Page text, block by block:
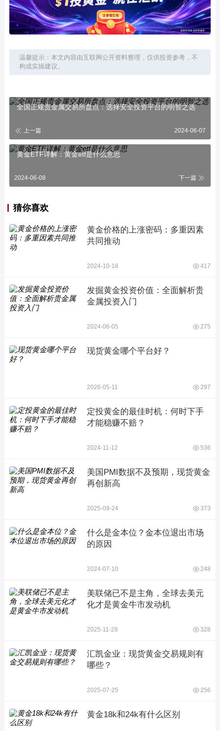
温馨提示：本文内容由互联网公开资料整理，仅供投资参考，不
构成实操建议。
全国正规贵金属交易所盘点：选择安全投资平台的明智之选
上一篇 2024-06-07
黄金ETF详解：黄金etf是什么意思
2024-06-08 下一篇
猜你喜欢
黄金价格的上涨密码：多重因素
共同推动
2024-10-18 417
发掘黄金投资价值：全面解析贵
金属投资入门
2024-06-05 275
现货黄金哪个平台好？
2026-05-11 297
定投黄金的最佳时机：何时下手
才能稳赚不赔？
2024-11-12 536
美国PMI数据不及预期，现货黄金
再创新高
2025-09-24 373
什么是金本位？金本位退出市场
的原因
2024-07-10 248
美联储已不是主角，全球去美元
化才是黄金牛市发动机
2025-11-28 328
汇凯金业：现货黄金交易规则有
哪些？
2025-07-25 256
黄金18k和24k有什么区别